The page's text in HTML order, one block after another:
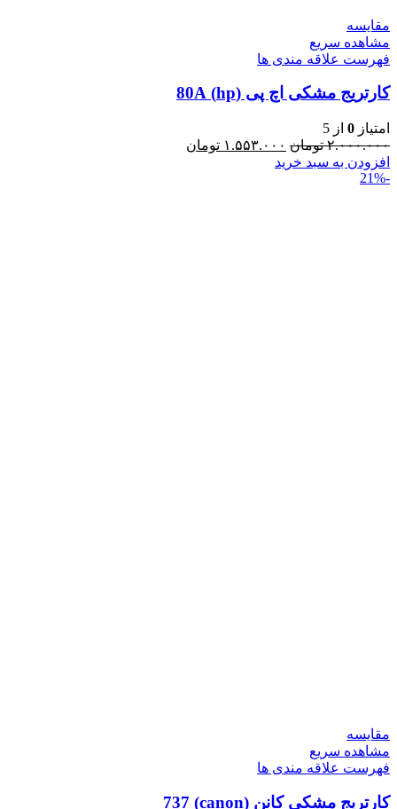
مقایسه
مشاهده سریع
فهرست علاقه مندی ها
کارتریج مشکی اچ پی (hp) 80A
امتیاز 0 از 5
۲.۰۰۰.۰۰۰ تومان ۱.۵۵۳.۰۰۰ تومان
افزودن به سبد خرید
-21%
مقایسه
مشاهده سریع
فهرست علاقه مندی ها
کارتریج مشکی کانن (canon) 737